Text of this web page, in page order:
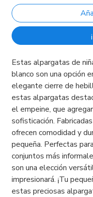
Estas alpargatas de
blanco son una opción
elegante cierre de
estas alpargatas
el empeine, que
sofisticación.
ofrecen comodidad y
pequeña. Perfectas
conjuntos más
son una elección
impresionará. ¡Tu
estas preciosas